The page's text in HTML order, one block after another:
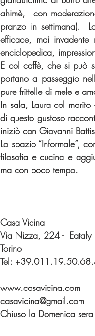
ahimè,  con
pranzo in settimana).
efficace, mai
enciclopedica,
E col caffè, che si può
portano a passeggio
pure frittelle di mele e
In sala, Laura col
di questo gustoso
iniziò con Giovanni
Lo spazio “Informale”,
filosofia e cucina e
ma con poco tempo.
Casa Vicina
Via Nizza, 224 -  Eataly
Torino
Tel:
www.casavicina.com
casavicina@gmail.com
Chiuso la Domenica